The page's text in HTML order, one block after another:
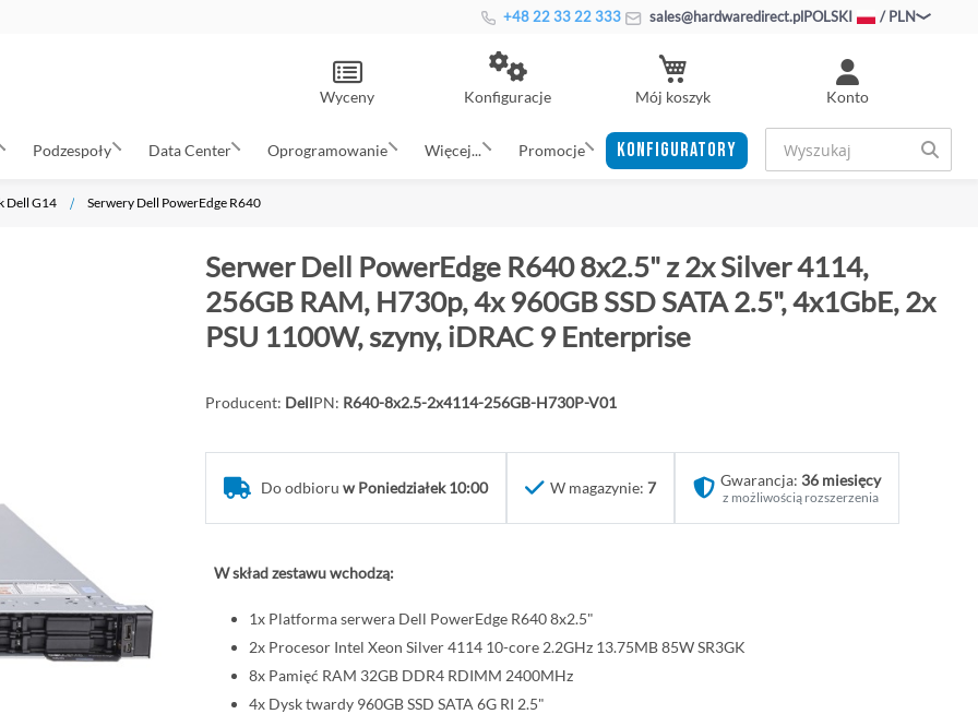
+48 22 33 22 333 sales@hardwaredirect.plPOLSKI / PLN
Konto
Konfiguracje Mój koszyk
Wyceny
Podzespoły Data Center Oprogramowanie Więcej... Promocje KONFIGURATORY
Dell G14 Serwery Dell PowerEdge R640
Serwer Dell PowerEdge R640 8x2.5" z 2x Silver 4114,
256GB RAM, H730p, 4x 960GB SSD SATA 2.5", 4x1GbE, 2x
PSU 1100W, szyny, iDRAC 9 Enterprise
Producent: DellPN: R640-8x2.5-2x4114-256GB-H730P-V01
Do odbioru w Poniedziałek 10:00 W magazynie: 7 Gwarancja: 36 miesięcy
z możliwością rozszerzenia
W skład zestawu wchodzą:
1x Platforma serwera Dell PowerEdge R640 8x2.5"
2x Procesor Intel Xeon Silver 4114 10-core 2.2GHz 13.75MB 85W SR3GK
8x Pamięć RAM 32GB DDR4 RDIMM 2400MHz
4x Dysk twardy 960GB SSD SATA 6G RI 2.5"